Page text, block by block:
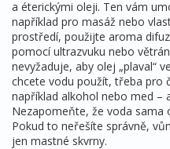
a éterickými oleji. Ten vám
například pro masáž nebo
prostředí, použijte aroma
pomocí ultrazvuku nebo
nevyžaduje, aby olej „plaval“
chcete vodu použít, třeba pro
například alkohol nebo med –
Nezapomeňte, že voda sama
Pokud to neřešíte správně,
jen mastné skvrny.